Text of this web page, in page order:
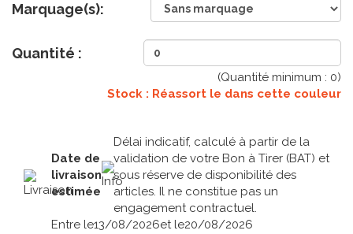
Marquage(s):
Quantité :
(Quantité minimum : 0)
Stock : Réassort le dans cette couleur
Date de
livraison
estimée
Délai indicatif, calculé à partir de la
validation de votre Bon à Tirer (BAT) et
sous réserve de disponibilité des
articles. Il ne constitue pas un
engagement contractuel.
Entre le13/08/2026et le20/08/2026